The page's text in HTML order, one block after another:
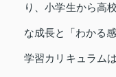
り、小学生から高
な成長と「わかる
学習カリキュラム